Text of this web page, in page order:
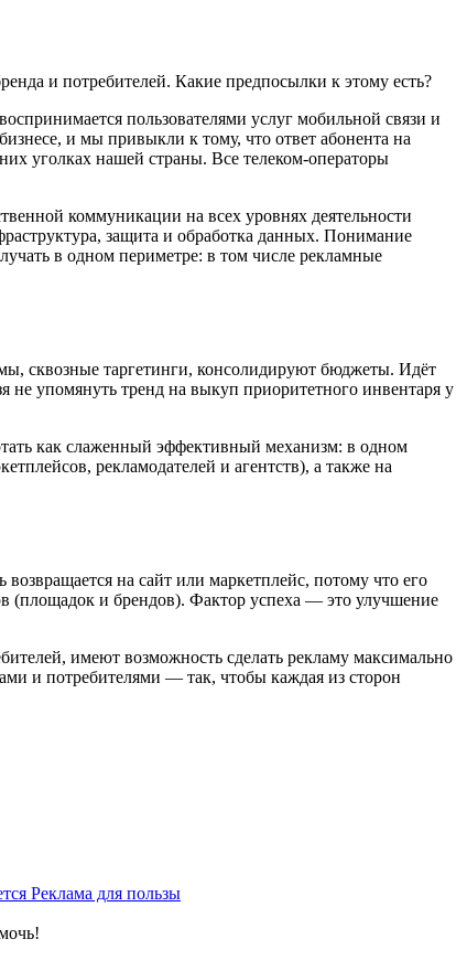
и потребителей. Какие предпосылки к этому есть?
пользователями услуг мобильной связи и
и мы привыкли к тому, что ответ абонента на
уголках нашей страны. Все телеком-операторы
коммуникации на всех уровнях деятельности
защита и обработка данных. Понимание
в одном периметре: в том числе рекламные
сквозные таргетинги, консолидируют бюджеты. Идёт
не упомянуть тренд на выкуп приоритетного инвентаря у
как слаженный эффективный механизм: в одном
рекламодателей и агентств), а также на
на сайт или маркетплейс, потому что его
(площадок и брендов). Фактор успеха — это улучшение
имеют возможность сделать рекламу максимально
и потребителями — так, чтобы каждая из сторон
Реклама для пользы